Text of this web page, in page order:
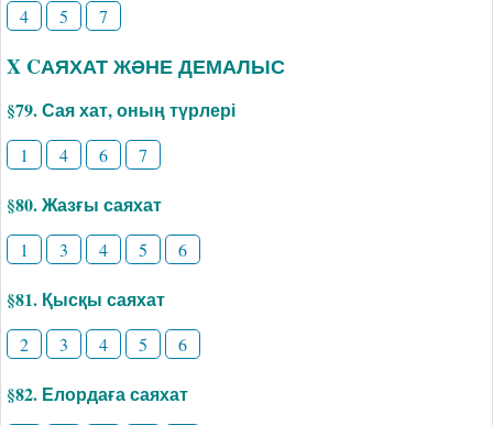
4 5 7
X CАЯХАТ ЖӘНЕ ДЕМАЛЫС
§79. Сая хат, оның түрлері
1 4 6 7
§80. Жазғы саяхат
1 3 4 5 6
§81. Қысқы саяхат
2 3 4 5 6
§82. Елордаға саяхат